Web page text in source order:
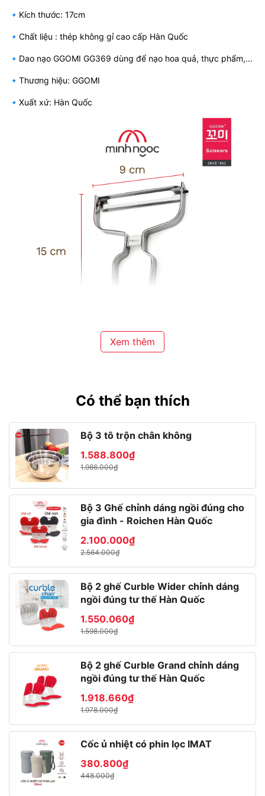
🔹Kích thước: 17cm
🔹Chất liệu : thép không gỉ cao cấp Hàn Quốc
🔹Dao nạo GGOMI GG369 dùng để nạo hoa quả, thực phẩm,...
🔹Thương hiệu: GGOMI
🔹Xuất xứ: Hàn Quốc
👉 Lưỡi bào cực sắc bén, thật trọng khi sử dụng
mát trước và sau khi sử dụng sản phẩm
👉 Để xa tầm với của trẻ nhỏ và người già
✨ Sản phẩm hứa hẹn đem lại nhiều tiện lợi và sự thoải mái cho
người sử dụng bởi sự thuận tiện và đa năng của sản phẩm. Đưa
người tiêu dùng đến sự tinh tế nhất trong các bữa ăn của gia
📣 SHOP GIA DỤNG TIỆN ÍCH MINH NGỌC CAM KẾT.
Xem thêm
Có thể bạn thích
Bộ 3 tô trộn chân không
1.588.800₫
1.986.000₫
Bộ 3 Ghế chỉnh dáng ngồi đúng cho
gia đình - Roichen Hàn Quốc
2.100.000₫
2.564.000₫
Bộ 2 ghế Curble Wider chỉnh dáng
ngồi đúng tư thế Hàn Quốc
1.550.060₫
1.598.000₫
Bộ 2 ghế Curble Grand chỉnh dáng
ngồi đúng tư thế Hàn Quốc
1.918.660₫
1.978.000₫
Cốc ủ nhiệt có phin lọc IMAT
380.800₫
448.000₫